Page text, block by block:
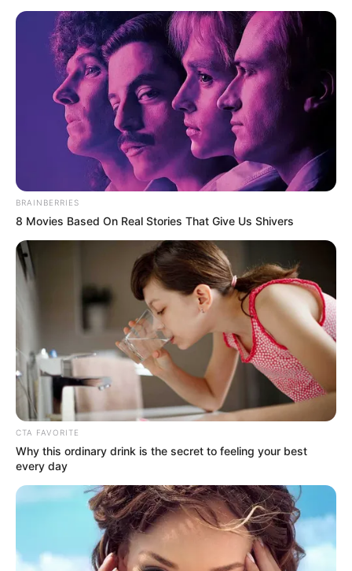
ΔΗΜΟΦΙΛΗ ΑΡΘΡΑ
BRAINBERRIES
8 Movies Based On Real Stories That Give Us Shivers
CTA FAVORITE
Why this ordinary drink is the secret to feeling your best
every day